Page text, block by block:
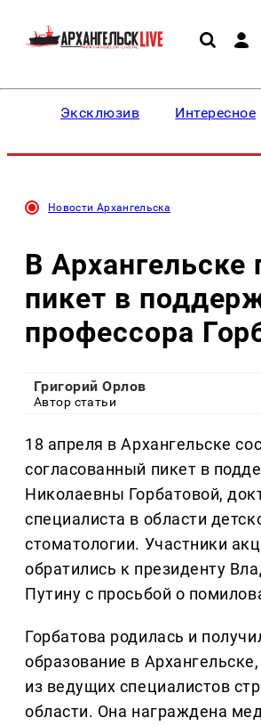
Эксклюзив Интересное
Новости Архангельска
В Архангельске
пикет в
профессора
Григорий Орлов
Автор статьи
18 апреля в Архангельске
согласованный пикет в
Николаевны Горбатовой,
специалиста в области
стоматологии. Участники
обратились к президенту
Путину с просьбой о
Горбатова родилась и
образование в
из ведущих специалистов
области. Она награждена